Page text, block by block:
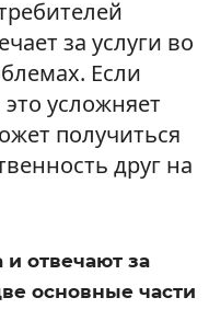
за услуги во
Если
усложняет
получиться
друг на
отвечают за
основные части